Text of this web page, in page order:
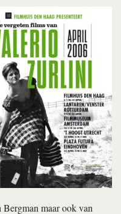
maar ook van